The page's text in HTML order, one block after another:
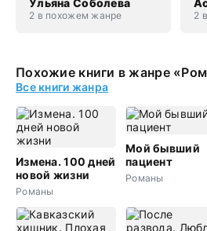
Ульяна Соболева
2 в похожем жанре 2
Похожие книги в жанре
Все книги жанра
Измена. 100 дней
новой жизни
Романы
Мой бывший
пациент
Романы